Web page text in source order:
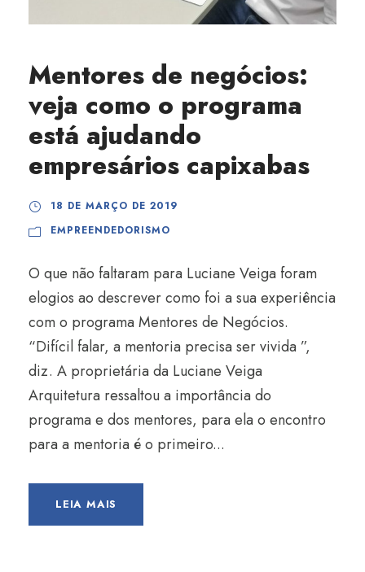
Mentores de negócios:
veja como o programa
está ajudando
empresários capixabas
18 DE MARÇO DE 2019
EMPREENDEDORISMO
O que não faltaram para Luciane Veiga foram
elogios ao descrever como foi a sua experiência
com o programa Mentores de Negócios.
“Difícil falar, a mentoria precisa ser vivida ”,
diz. A proprietária da Luciane Veiga
Arquitetura ressaltou a importância do
programa e dos mentores, para ela o encontro
para a mentoria é o primeiro...
LEIA MAIS